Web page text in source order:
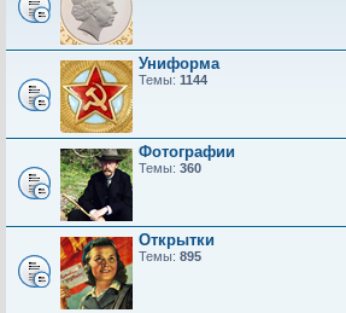
Униформа
Темы: 1144
Фотографии
Темы: 360
Открытки
Темы: 895